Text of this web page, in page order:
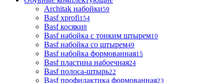
Architak набойки59
Basf xprofi154
Basf косяки8
Basf набойка с тонким штырем10
Basf набойка со штырем49
Basf набойка формованная15
Basf пластина набоечная24
Basf полоса-штырь22
Basf профилактика формованная23